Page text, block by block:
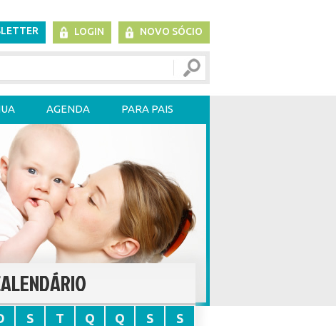
LOGIN NOVO SÓCIO
AGENDA PARA PAIS
S T Q Q S
S